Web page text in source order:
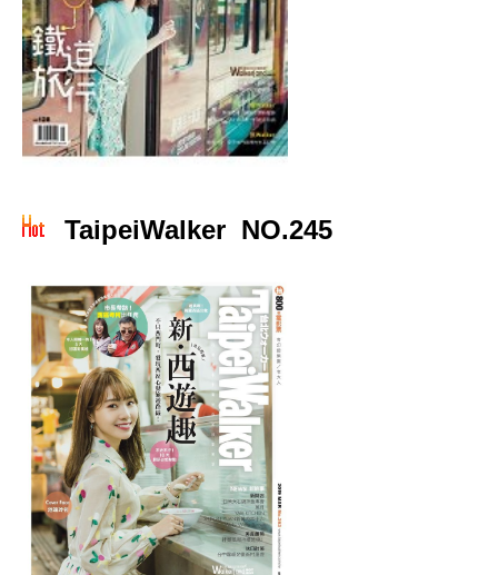
TaipeiWalker NO.245